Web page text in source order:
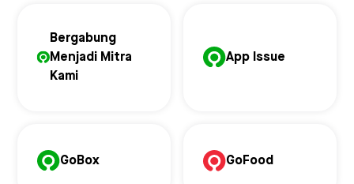
Bergabung
Menjadi Mitra
Kami
App Issue
GoBox GoFood